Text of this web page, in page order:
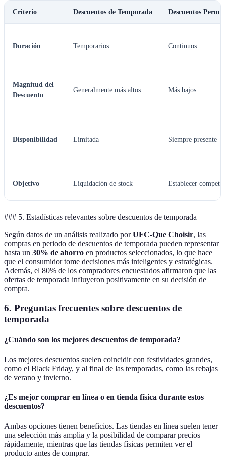
Criterio Descuentos de Temporada Descuentos
Duración Temporarios Continuos
Magnitud del
Descuento
Generalmente más altos Más bajos
Disponibilidad Limitada Siempre presente
Objetivo Liquidación de stock Establecer
### 5. Estadísticas relevantes sobre descuentos de temporada
Según datos de un análisis realizado porUFC-Que Choisir, las
compras en periodo de descuentos de temporada pueden representar
hasta un 30% de ahorro en productos seleccionados, lo que hace
que el consumidor tome decisiones más inteligentes y estratégicas.
Además, el 80% de los compradores encuestados afirmaron que las
ofertas de temporada influyeron positivamente en su decisión de
compra.
6. Preguntas frecuentes sobre descuentos de
temporada
¿Cuándo son los mejores descuentos de temporada?
Los mejores descuentos suelen coincidir con festividades grandes,
como el Black Friday, y al final de las temporadas, como las rebajas
de verano y invierno.
¿Es mejor comprar en línea o en tienda física durante estos
descuentos?
Ambas opciones tienen beneficios. Las tiendas en línea suelen tener
una selección más amplia y la posibilidad de comparar precios
rápidamente, mientras que las tiendas físicas permiten ver el
producto antes de comprar.